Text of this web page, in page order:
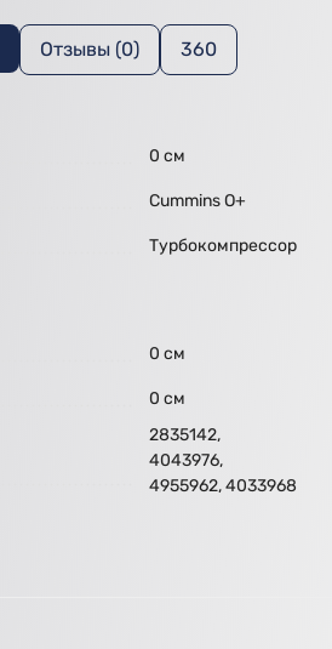
Отзывы (0) 360
0 см
Cummins O+
Турбокомпрессор
0 см
0 см
2835142,
4043976,
4955962, 4033968